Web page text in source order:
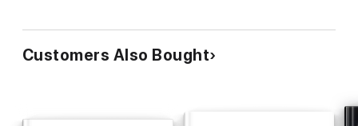
Customers Also Bought